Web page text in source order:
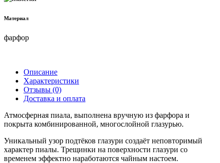
Материал
фарфор
Описание
Характеристики
Отзывы (0)
Доставка и оплата
Атмосферная пиала, выполнена вручную из фарфора и
покрыта комбинированной, многослойной глазурью.
Уникальный узор подтёков глазури создаёт неповторимый
характер пиалы. Трещинки на поверхности глазури со
временем эффектно наработаются чайным настоем.